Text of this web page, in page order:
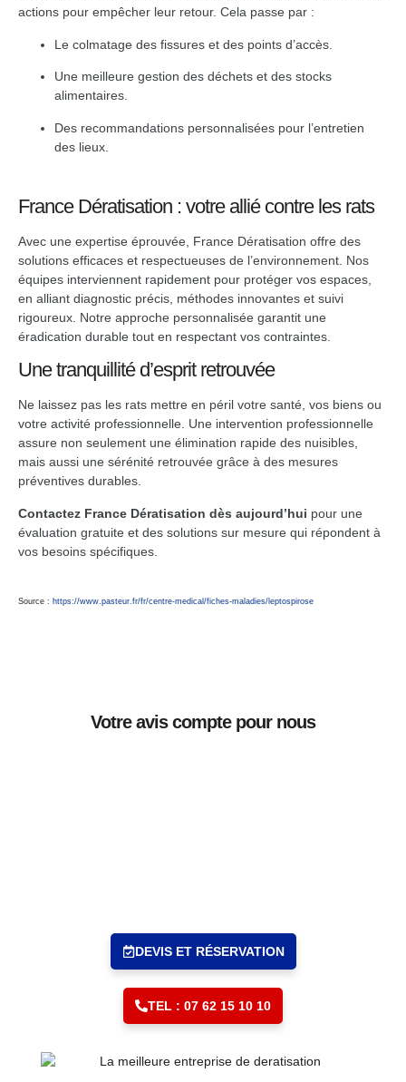
actions pour empêcher leur retour. Cela passe par :
Le colmatage des fissures et des points d’accès.
Une meilleure gestion des déchets et des stocks
alimentaires.
Des recommandations personnalisées pour l’entretien
des lieux.
France Dératisation : votre allié contre les rats
Avec une expertise éprouvée, France Dératisation offre des
solutions efficaces et respectueuses de l’environnement. Nos
équipes interviennent rapidement pour protéger vos espaces,
en alliant diagnostic précis, méthodes innovantes et suivi
rigoureux. Notre approche personnalisée garantit une
éradication durable tout en respectant vos contraintes.
Une tranquillité d’esprit retrouvée
Ne laissez pas les rats mettre en péril votre santé, vos biens ou
votre activité professionnelle. Une intervention professionnelle
assure non seulement une élimination rapide des nuisibles,
mais aussi une sérénité retrouvée grâce à des mesures
préventives durables.
Contactez France Dératisation dès aujourd’hui pour une
évaluation gratuite et des solutions sur mesure qui répondent à
vos besoins spécifiques.
Source : https://www.pasteur.fr/fr/centre-medical/fiches-maladies/leptospirose
Votre avis compte pour nous
DEVIS ET RÉSERVATION
TEL : 07 62 15 10 10